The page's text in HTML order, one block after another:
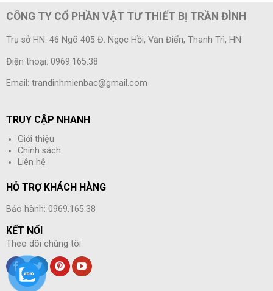
CÔNG TY CỔ PHẦN VẬT TƯ THIẾT BỊ TRẦN ĐÌNH
Trụ sở HN: 46 Ngõ 405 Đ. Ngọc Hồi, Văn Điển, Thanh Trì, HN
Điện thoại: 0969.165.38
Email: trandinhmienbac@gmail.com
TRUY CẬP NHANH
Giới thiệu
Chính sách
Liên hệ
HỖ TRỢ KHÁCH HÀNG
Bảo hành: 0969.165.38
KẾT NỐI
Theo dõi chúng tôi